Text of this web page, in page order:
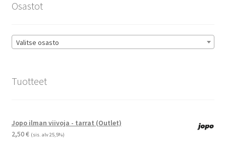
Osastot
Valitse osasto
Tuotteet
Jopo ilman viivoja - tarrat (Outlet)
2,50€ (sis. alv 25,5%)